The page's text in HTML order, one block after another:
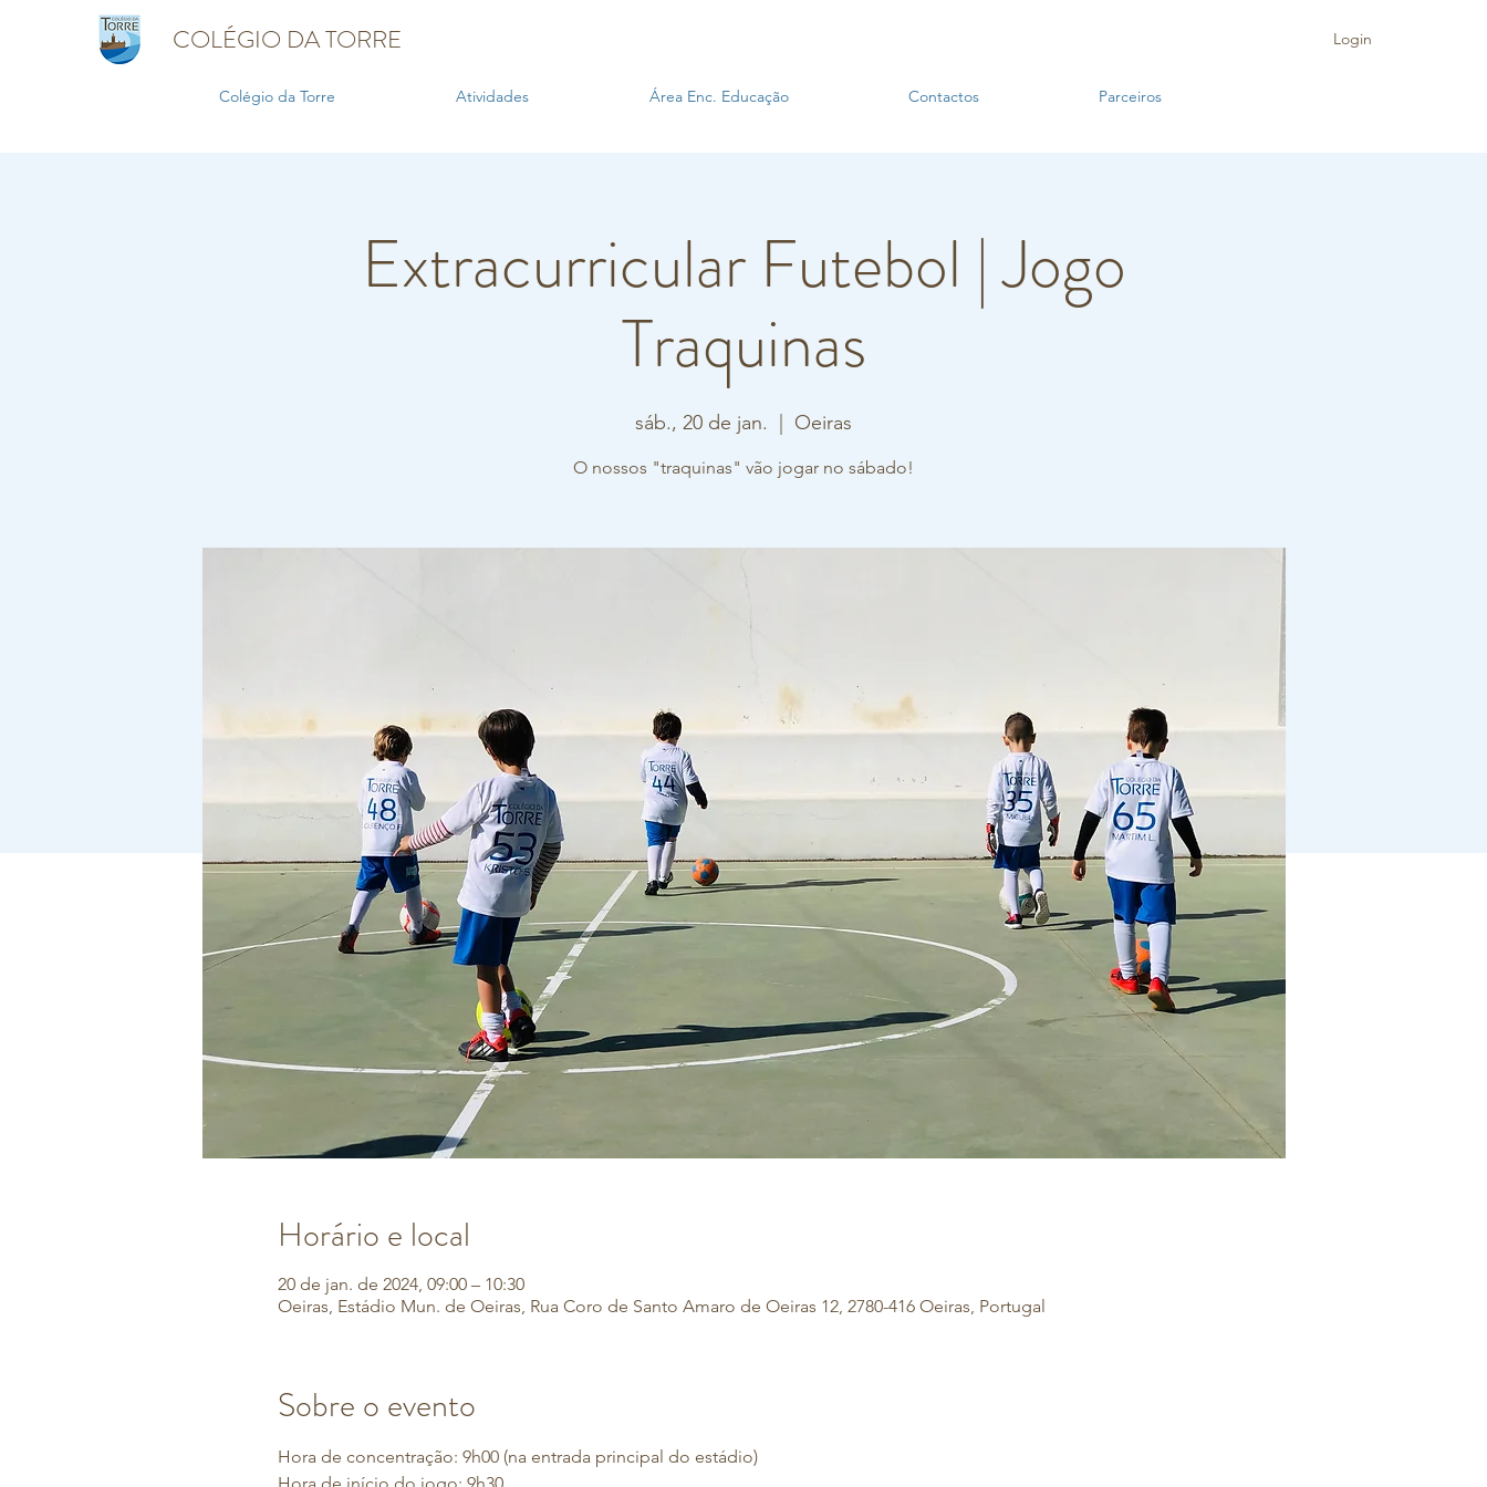
COLÉGIO DA TORRE Login
Colégio da Torre Atividades Área Enc. Educação Contactos Parceiros
Extracurricular Futebol | Jogo
Traquinas
sáb., 20 de jan. Oeiras
O nossos "traquinas" vão jogar no sábado!
Horário e local
20 de jan. de 2024, 09:00 – 10:30
Oeiras, Estádio Mun. de Oeiras, Rua Coro de Santo Amaro de Oeiras 12, 2780-416 Oeiras, Portugal
Sobre o evento
Hora de concentração: 9h00 (na entrada principal do estádio)